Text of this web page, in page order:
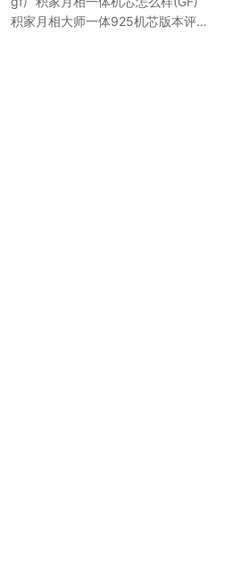
积家月相大师一体925机芯版本评